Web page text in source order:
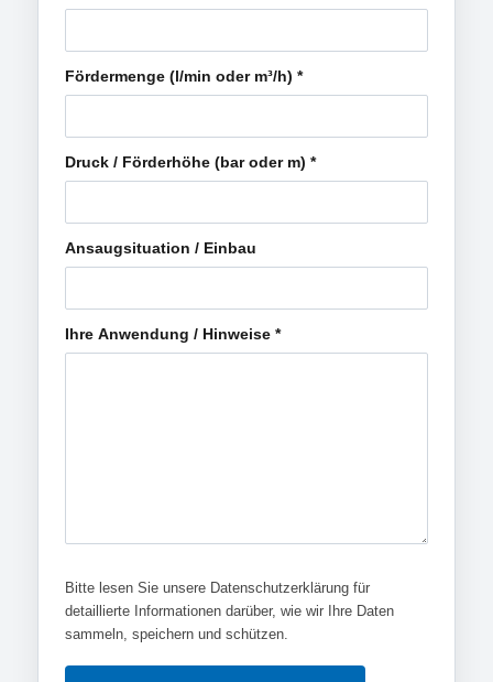
Fördermenge (l/min oder m³/h) *
Druck / Förderhöhe (bar oder m) *
Ansaugsituation / Einbau
Ihre Anwendung / Hinweise *
Bitte lesen Sie unsere Datenschutzerklärung für
detaillierte Informationen darüber, wie wir Ihre Daten
sammeln, speichern und schützen.